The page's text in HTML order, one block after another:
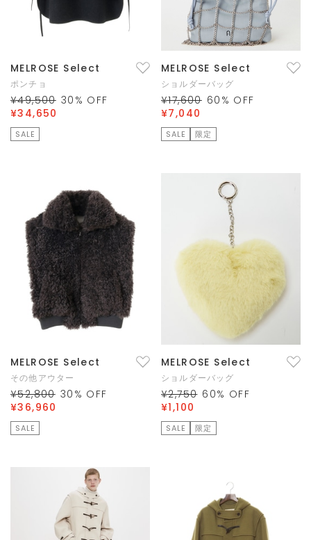
MELROSE Select
ポンチョ
¥49,500 30 % OFF
¥34,650
SALE
MELROSE Select
ショルダーバッグ
¥17,600 60 % OFF
¥7,040
SALE 限定
MELROSE Select
その他アウター
¥52,800 30 % OFF
¥36,960
SALE
MELROSE Select
ショルダーバッグ
¥2,750 60% OFF
¥1,100
SALE 限定